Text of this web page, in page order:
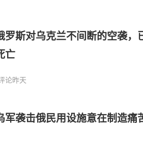
罗斯对乌克兰不间断的空袭，
亡
论昨天
军袭击俄民用设施意在制造痛